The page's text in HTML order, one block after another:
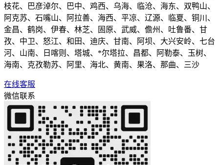
枝花、巴彦淖尔、巴中、鸡西、乌海、临沧、海东、双鸭山、
阿克苏、石嘴山、阿拉善、海西、平凉、辽源、临夏、铜川、
金昌、鹤岗、伊春、林芝、固原、武威、儋州、吐鲁番、甘
孜、中卫、怒江、和田、迪庆、甘南、阿坝、大兴安岭、七台
河、山南、日喀则、塔城、*尔塔拉、昌都、阿勒泰、玉树、
海南、克孜勒苏、阿里、海北、黄南、果洛、那曲、三沙
在线客服
微信联系